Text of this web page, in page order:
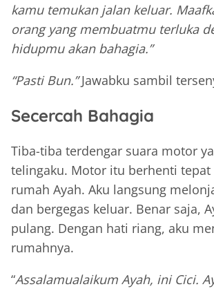
kamu temukan jalan keluar.
orang yang membuatmu terluka
hidupmu akan bahagia.”
“Pasti Bun.”Jawabku sambil
Secercah Bahagia
Tiba-tiba terdengar suara motor
telingaku. Motor itu berhenti tepat
rumah Ayah. Aku langsung
dan bergegas keluar. Benar saja,
pulang. Dengan hati riang, aku
rumahnya.
“Assalamualaikum Ayah, ini Cici.